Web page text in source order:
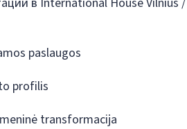
paslaugos
profilis
transformacija